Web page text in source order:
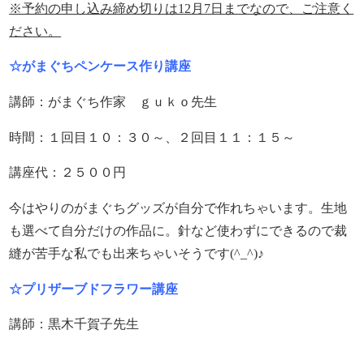
※予約の申し込み締め切りは12月7日までなので、ご注意く
ださい。
☆がまぐちペンケース作り講座
講師：がまぐち作家 ｇｕｋｏ先生
時間：１回目１０：３０～、２回目１１：１５～
講座代：２５００円
今はやりのがまぐちグッズが自分で作れちゃいます。生地
も選べて自分だけの作品に。針など使わずにできるので裁
縫が苦手な私でも出来ちゃいそうです(^_^)♪
☆プリザーブドフラワー講座
講師：黒木千賀子先生